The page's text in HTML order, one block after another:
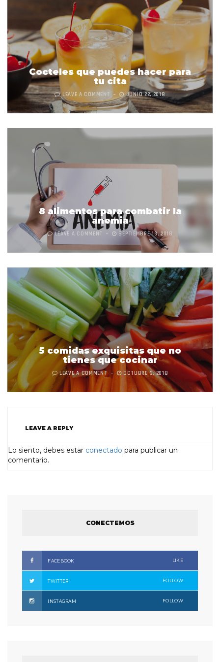
Cocteles que puedes hacer para
tu cita
LEAVE A COMMENT JUNIO 22, 2018
8 alimentos para combatir la
anemia
LEAVE A COMMENT SEPTIEMBRE 13, 2018
5 comidas exquisitas que no
tienes que cocinar
LEAVE A COMMENT OCTUBRE 3, 2018
LEAVE A REPLY
Lo siento, debes estar conectado para publicar un
comentario.
CONECTEMOS
FACEBOOK LIKE
TWITTER FOLLOW
INSTAGRAM FOLLOW